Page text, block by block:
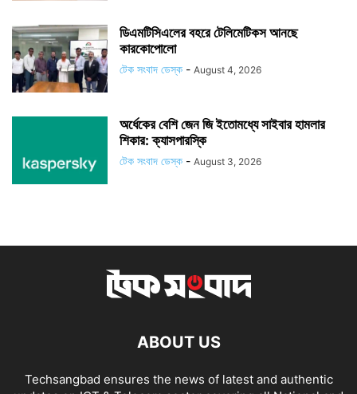
ডিএমটিসিএলের বহরে টেলিমেটিকস আনছে
কারকোপোলো
টেক সংবাদ ডেস্ক - August 4, 2026
অর্ধেকের বেশি জেন জি ইতোমধ্যে সাইবার হামলার
শিকার: ক্যাসপারস্কি
টেক সংবাদ ডেস্ক - August 3, 2026
ABOUT US
Techsangbad ensures the news of latest and authentic